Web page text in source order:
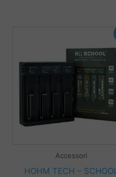
Accessori
HOHM TECH – SCHOOL